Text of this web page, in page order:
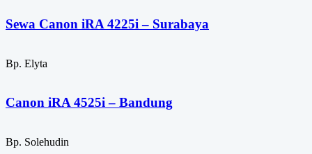
Sewa Canon iRA 4225i – Surabaya
Bp. Elyta
Canon iRA 4525i – Bandung
Bp. Solehudin